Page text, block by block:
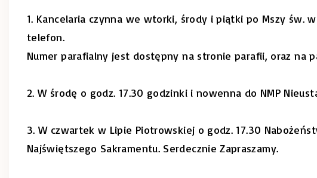
1. Kancelaria czynna we wtorki, środy i piątki po Mszy św.
telefon.
Numer parafialny jest dostępny na stronie parafii, oraz na
2. W środę o godz. 17.30 godzinki i nowenna do NMP
3. W czwartek w Lipie Piotrowskiej o godz. 17.30
Najświętszego Sakramentu. Serdecznie Zapraszamy.